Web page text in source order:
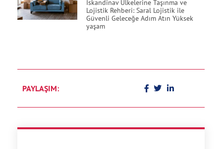
İskandinav Ülkelerine Taşınma ve
Lojistik Rehberi: Saral Lojistik ile
Güvenli Geleceğe Adım Atın Yüksek
yaşam
PAYLAŞIM: